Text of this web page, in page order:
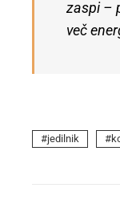
zaspi –
več
jedilnik